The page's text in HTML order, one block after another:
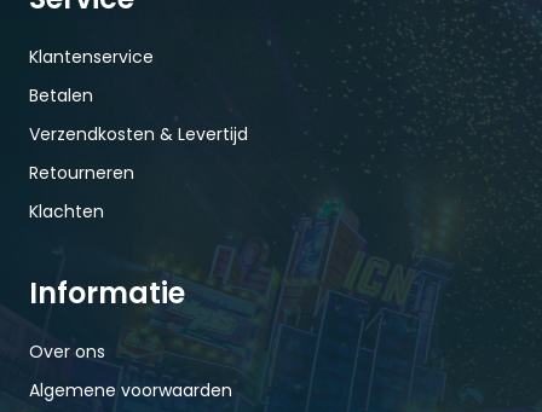
Klantenservice
Betalen
Verzendkosten & Levertijd
Retourneren
Klachten
Informatie
Over ons
Algemene voorwaarden